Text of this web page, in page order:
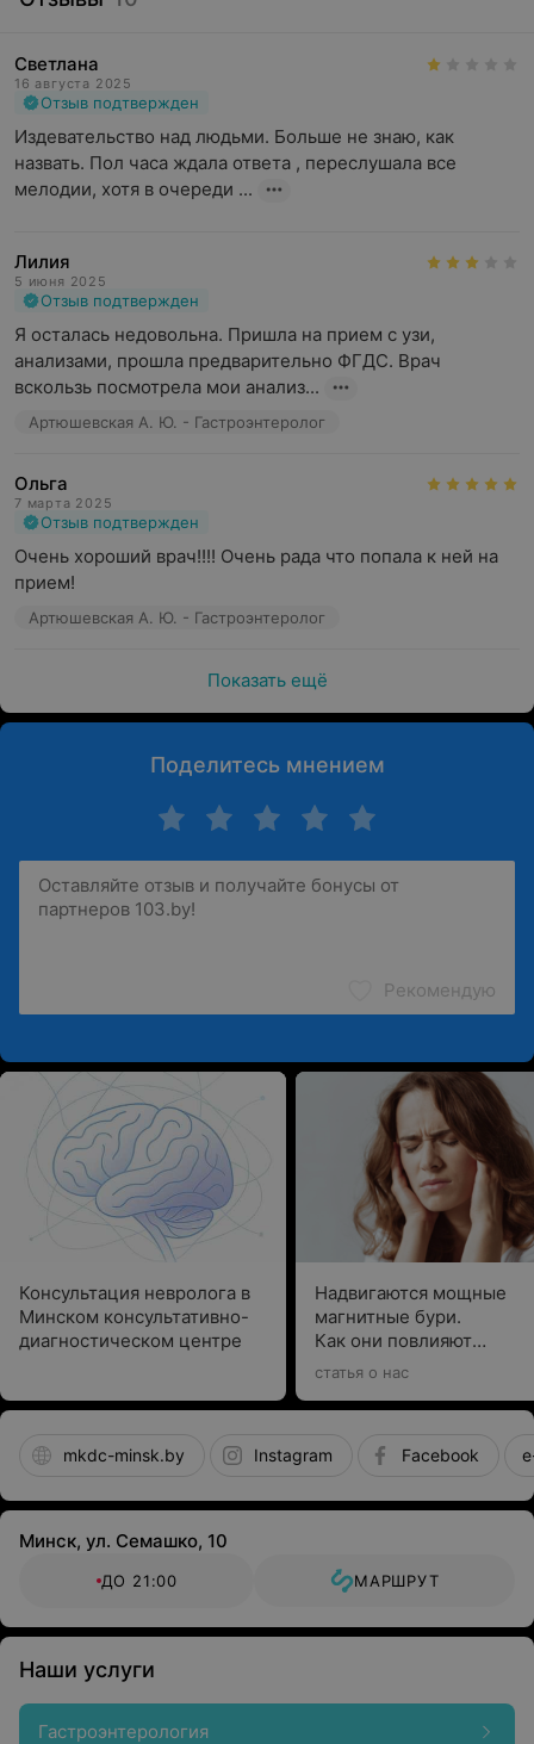
Светлана
16 августа 2025
Отзыв подтвержден
Издевательство над людьми. Больше не знаю, как
назвать. Пол часа ждала ответа , переслушала все
мелодии, хотя в очереди ...
Лилия
5 июня 2025
Отзыв подтвержден
Я осталась недовольна. Пришла на прием с узи,
анализами, прошла предварительно ФГДС. Врач
вскользь посмотрела мои анализ...
Артюшевская А. Ю. - Гастроэнтеролог
Ольга
7 марта 2025
Отзыв подтвержден
Очень хороший врач!!!! Очень рада что попала к ней на
прием!
Артюшевская А. Ю. - Гастроэнтеролог
Показать ещё
Поделитесь мнением
Рекомендую
Консультация невролога в
Минском консультативно-
диагностическом центре
Надвигаются мощные
магнитные бури.
Как они повлияют
на наше здоровье?
статья о нас
mkdc-minsk.by Instagram Facebook
Минск, ул. Семашко, 10
ДО 21:00 МАРШРУТ
Наши услуги
Гастроэнтерология